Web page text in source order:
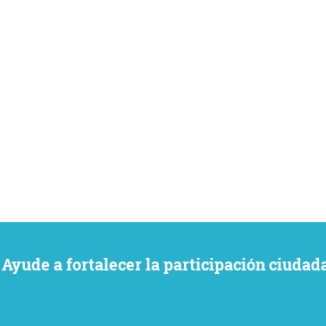
Ayude a fortalecer la participación